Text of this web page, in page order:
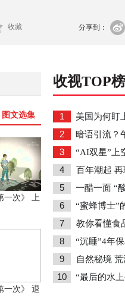
分享到：
收藏
图文选集
一次》 上
一次》 退
收视TOP榜
1 美国为何盯
2 暗语引流？
3 “AI双星”上
4 百年潮起
5 一醋一面 “
6 “蜜蜂博士”
7 教你看懂食
8 “沉睡”4年
9 自然秘境
10 “最后的水